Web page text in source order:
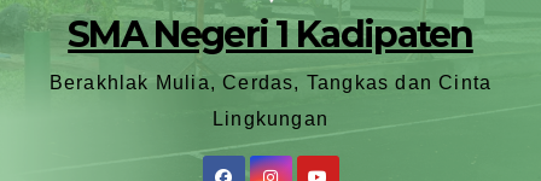
SMA Negeri 1 Kadipaten
Berakhlak Mulia, Cerdas, Tangkas dan Cinta
Lingkungan